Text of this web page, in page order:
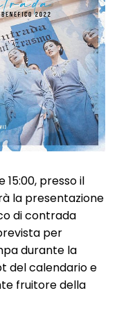
presso il
la presentazione
di contrada
per
durante la
del calendario e
fruitore della